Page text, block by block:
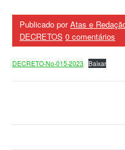
Publicado porAtas e
DECRETOS 0 comentários
DECRETO-No-015-2023 Baixar